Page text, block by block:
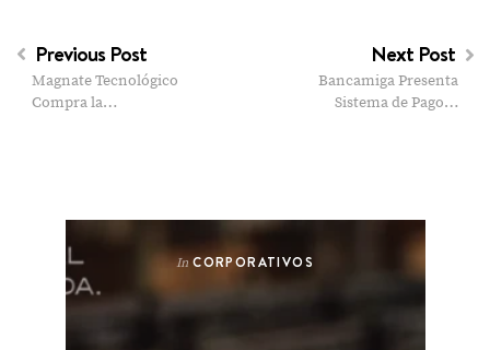
Previous Post
Magnate Tecnológico
Compra la…
Next Post
Bancamiga Presenta
Sistema de Pago…
In CORPORATIVOS